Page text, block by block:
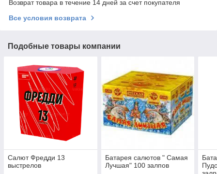
Возврат товара в течение 14 дней за счет покупателя
Все условия возврата
Подобные товары компании
Салют Фредди 13
выстрелов
Батарея салютов " Самая
Лучшая" 100 залпов